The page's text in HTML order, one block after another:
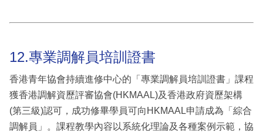
12.專業調解員培訓證書
香港青年協會持續進修中心的「專業調解員培訓證書」課程
獲香港調解資歷評審協會(HKMAAL)及香港政府資歷架構
(第三級)認可，成功修畢學員可向HKMAAL申請成為「綜合
調解員」。課程教學內容以系統化理論及各種案例示範，協